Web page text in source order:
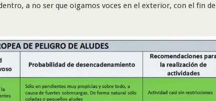
a no ser que oigamos voces en el exterior, con el fin de